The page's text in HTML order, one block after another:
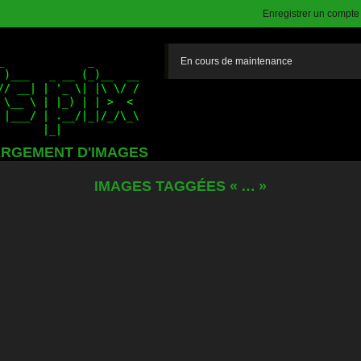
Enregistrer un
D'IMAGES
En cours de maintenance
IMAGES TAGGÉES « … »